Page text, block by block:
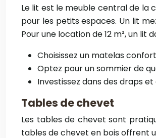
Le lit est le meuble central de la
pour les petits espaces. Un lit
Pour une location de 12 m², un lit
Choisissez un matelas
Optez pour un sommier de
Investissez dans des draps
Tables de chevet
Les tables de chevet sont
tables de chevet en bois offrent